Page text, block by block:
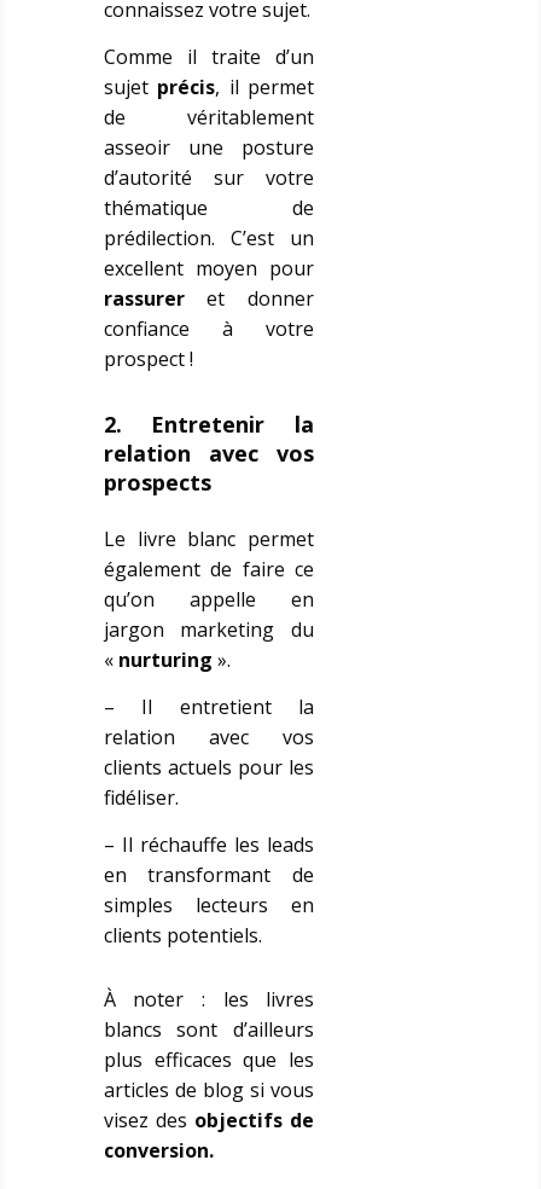
connaissez votre sujet.
Comme il traite d’un
sujet précis, il permet
de véritablement
asseoir une posture
d’autorité sur votre
thématique de
prédilection. C’est un
excellent moyen pour
rassureret donner
confiance à votre
prospect !
2. Entretenir la
relation avec vos
prospects
Le livre blanc permet
également de faire ce
qu’on appelle en
jargon marketing du
« nurturing ».
– Il entretient la
relation avec vos
clients actuels pour les
fidéliser.
– Il réchauffe les leads
en transformant de
simples lecteurs en
clients potentiels.
À noter : les livres
blancs sont d’ailleurs
plus efficaces que les
articles de blog si vous
visez des objectifs de
conversion.